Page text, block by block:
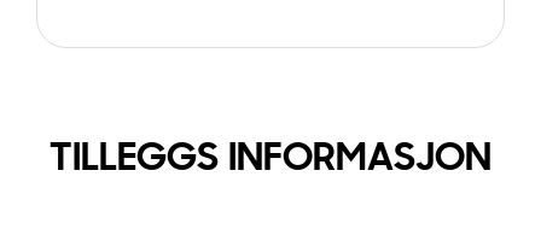
TILLEGGS INFORMASJON